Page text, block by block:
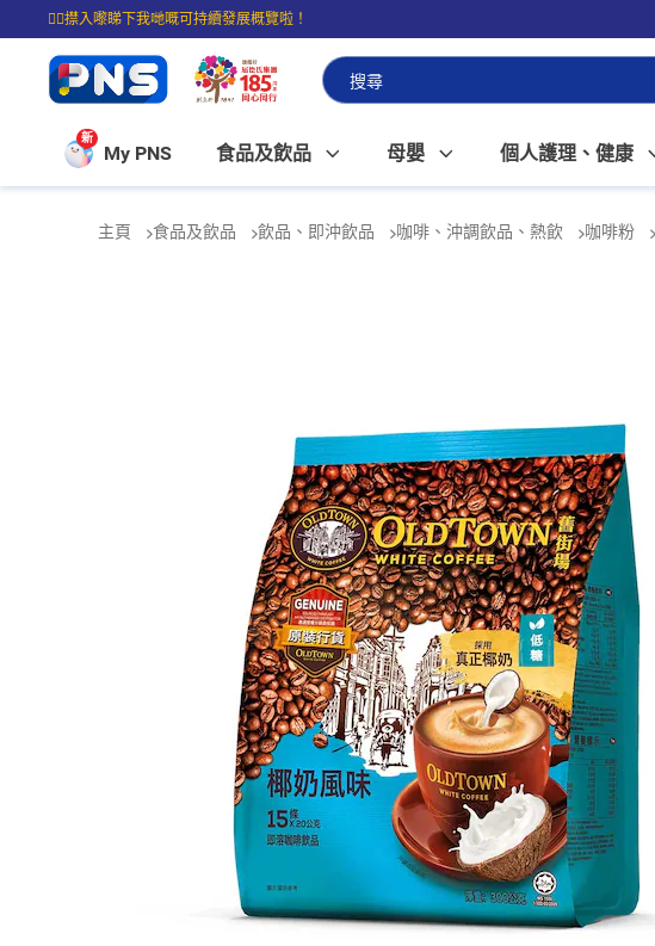
☝🏼㩒入嚟睇下我哋嘅可持續發展概覽啦！
⭐購物滿$399即享免費送貨；滿$100即可免費店取。
新
My PNS 食品及飲品 母嬰 個人護理、健康
主頁 食品及飲品 飲品、即沖飲品 咖啡、沖調飲品、熱飲 咖啡粉